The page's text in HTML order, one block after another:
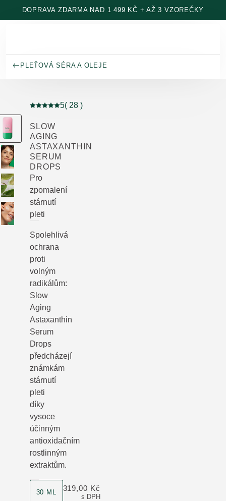
Přeskočit na hlavní obsah
DOPRAVA ZDARMA NAD 1 499 KČ + AŽ 3 VZOREČKY
PLEŤOVÁ SÉRA A OLEJE
Aktuální hodnocení: 5 z 5 hvězdiček hodnoceno 28
5( 28 )
SLOW
AGING
ASTAXANTHIN
SERUM
DROPS
Pro
zpomalení
stárnutí
pleti
Spolehlivá
ochrana
proti
volným
radikálům:
Slow
Aging
Astaxanthin
Serum
Drops
předcházejí
známkám
stárnutí
pleti
díky
vysoce
účinným
antioxidačním
rostlinným
extraktům.
velikost produktu
30 ML
s DPH
319,00 Kč